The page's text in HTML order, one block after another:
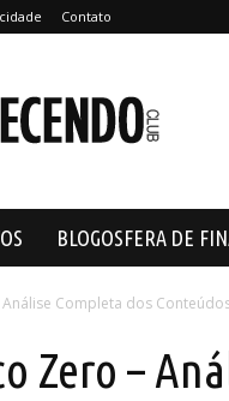
Contato
BLOGOSFERA DE
Completa dos
Zero –